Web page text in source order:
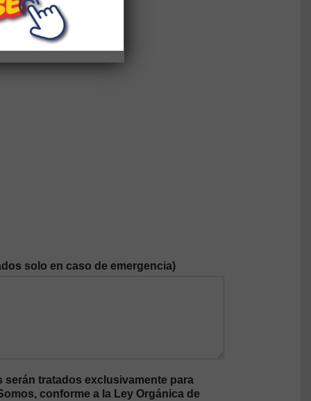
solo en caso de emergencia)
tratados exclusivamente para
conforme a la Ley Orgánica de